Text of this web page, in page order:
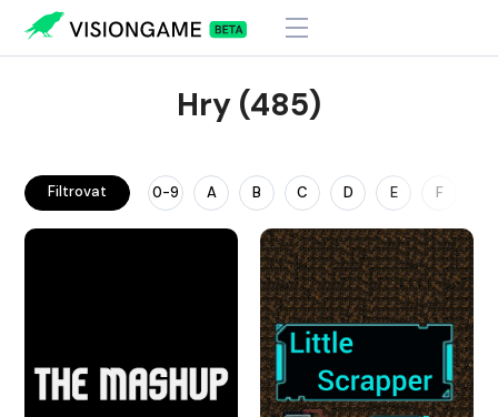
Hry (485)
Filtrovat 0-9 A B C D E F